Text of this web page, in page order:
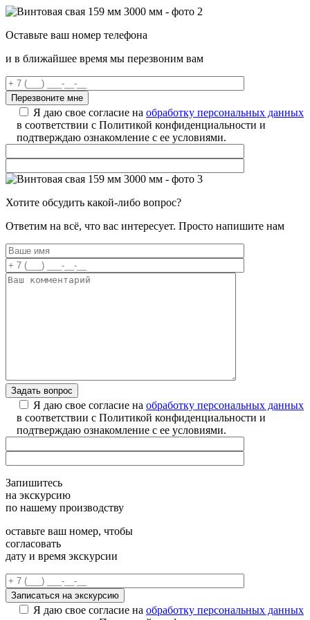
Оставьте ваш номер телефона
и в ближайшее время мы перезвоним вам
Я даю свое согласие на обработку персональных данных
в соответствии с Политикой конфиденциальности и
подтверждаю ознакомление с ее условиями.
Хотите обсудить какой-либо вопрос?
Ответим на всё, что вас интересует. Просто напишите нам
Я даю свое согласие на обработку персональных данных
в соответствии с Политикой конфиденциальности и
подтверждаю ознакомление с ее условиями.
Запишитесь
на экскурсию
по нашему производству
оставьте ваш номер, чтобы
согласовать
дату и время экскурсии
Я даю свое согласие на обработку персональных данных